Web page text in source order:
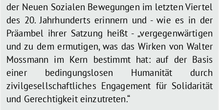
der Neuen Sozialen Bewegungen im letzten Viertel
des 20. Jahrhunderts erinnern und - wie es in der
Präambel ihrer Satzung heißt - „vergegenwärtigen
und zu dem ermutigen, was das Wirken von Walter
Mossmann im Kern bestimmt hat: auf der Basis
einer bedingungslosen Humanität durch
zivilgesellschaftliches Engagement für Solidarität
und Gerechtigkeit einzutreten.“